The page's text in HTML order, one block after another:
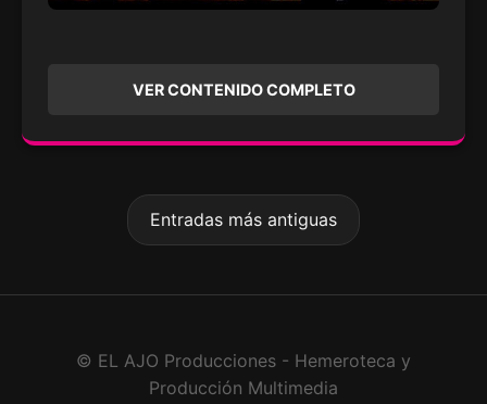
VER CONTENIDO COMPLETO
Entradas más antiguas
© EL AJO Producciones - Hemeroteca y
Producción Multimedia